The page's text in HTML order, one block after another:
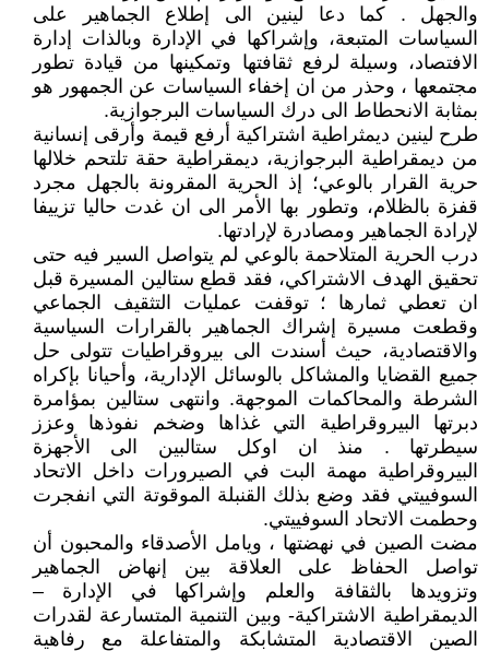
والجهل . كما دعا لينين الى إطلاع الجماهير على
السياسات المتبعة، وإشراكها في الإدارة وبالذات إدارة
الافتصاد، وسيلة لرفع ثقافتها وتمكينها من قيادة تطور
مجتمعها ، وحذر من ان إخفاء السياسات عن الجمهور هو
بمثابة الانحطاط الى درك السياسات البرجوازية.
طرح لينين ديمثراطية اشتراكية أرفع قيمة وأرقى إنسانية
من ديمقراطية البرجوازية، ديمقراطية حقة تلتحم خلالها
حرية القرار بالوعي؛ إذ الحرية المقرونة بالجهل مجرد
قفزة بالظلام، وتطور بها الأمر الى ان غدت حاليا تزييفا
لإرادة الجماهير ومصادرة لإرادتها.
درب الحرية المتلاحمة بالوعي لم يتواصل السير فيه حتى
تحقيق الهدف الاشتراكي، فقد قطع ستالين المسيرة قبل
ان تعطي ثمارها ؛ توقفت عمليات التثقيف الجماعي
وقطعت مسيرة إشراك الجماهير بالقرارات السياسية
والاقتصادية، حيث أسندت الى بيروقراطيات تتولى حل
جميع القضايا والمشاكل بالوسائل الإدارية، وأحيانا بإكراه
الشرطة والمحاكمات الموجهة. وانتهى ستالين بمؤامرة
دبرتها البيروقراطية التي غذاها وضخم نفوذها وعزز
سيطرتها . منذ ان اوكل ستالبين الى الأجهزة
البيروقراطية مهمة البت في الصيرورات داخل الاتحاد
السوفييتي فقد وضع بذلك القنبلة الموقوتة التي انفجرت
وحطمت الاتحاد السوفييتي.
مضت الصين في نهضتها ، ويامل الأصدقاء والمحبون أن
تواصل الحفاظ على العلاقة بين إنهاض الجماهير
وتزويدها بالثقافة والعلم وإشراكها في الإدارة –
الديمقراطية الاشتراكية- وبين التنمية المتسارعة لقدرات
الصين الاقتصادية المتشابكة والمتفاعلة مع رفاهية